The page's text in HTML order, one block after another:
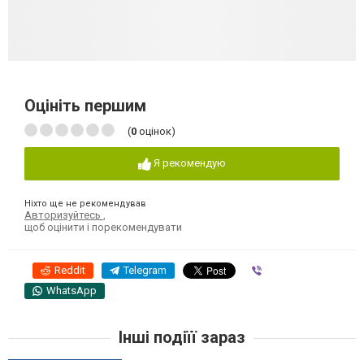
Оцініть першим
(0 оцінок)
Я рекомендую
Ніхто ще не рекомендував
Авторизуйтесь
щоб оцінити і порекомендувати
Reddit Telegram
WhatsApp
Інші подіїї зараз